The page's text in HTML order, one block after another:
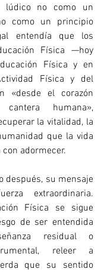
lúdico no como un
como un principio
entendía que los
Física —hoy
Física y en
Física y del
«desde el corazón
humana»,
la vitalidad, la
que la vida
adormecer.
después, su mensaje
extraordinaria.
Física se sigue
de ser entendida
residual o
releer a
que su sentido